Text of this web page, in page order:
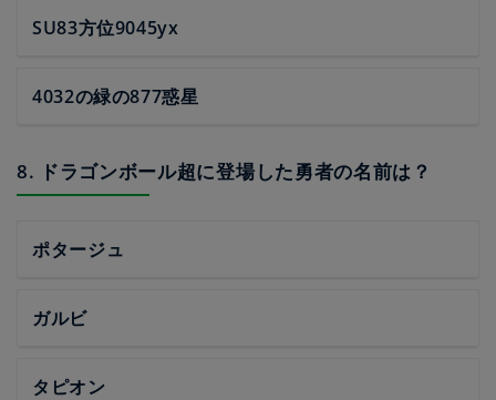
SU83方位9045yx
4032の緑の877惑星
8. ドラゴンボール超に登場した勇者の名前は？
ポタージュ
ガルビ
タピオン